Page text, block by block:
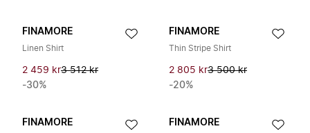
FINAMORE
Linen Shirt
2 459 kr3 512 kr
-30%
FINAMORE
Thin Stripe Shirt
2 805 kr3 500 kr
-20%
FINAMORE FINAMORE